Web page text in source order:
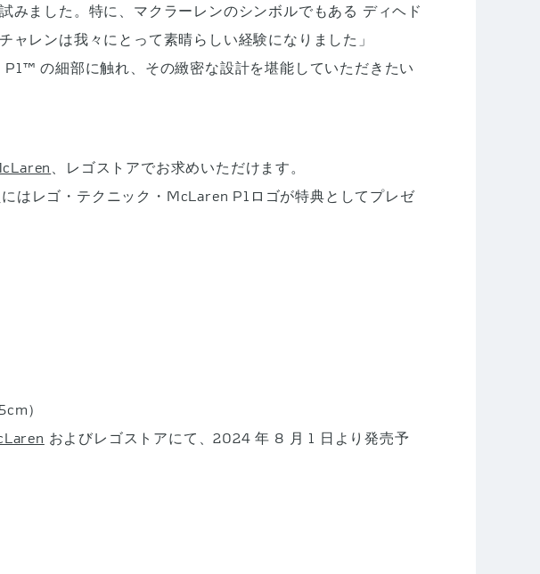
みました。特に、マクラーレンのシンボルでもある ディヘド
レンは我々にとって素晴らしい経験になりました」
の細部に触れ、その緻密な設計を堪能していただきたい
、レゴストアでお求めいただけます。
はレゴ・テクニック・McLaren P1ロゴが特典としてプレゼ
）
およびレゴストアにて、2024 年 8 月 1 日より発売予